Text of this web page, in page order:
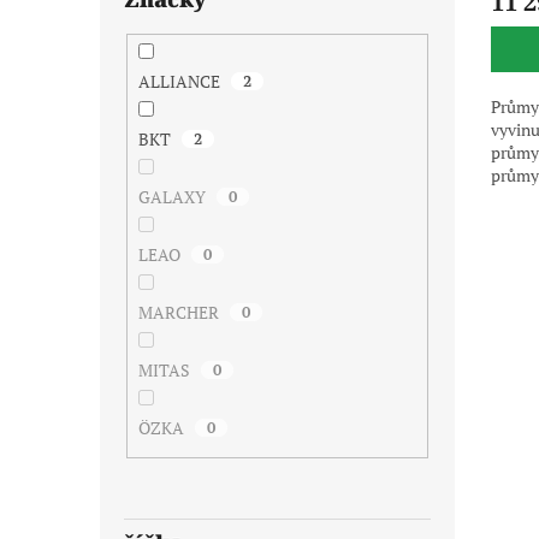
ALLIANCE 2
BKT 2
GALAXY 0
LEAO 0
MARCHER 0
MITAS 0
ÖZKA 0